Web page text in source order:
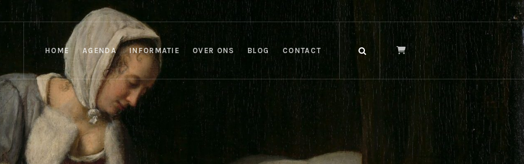
HOME AGENDA INFORMATIE OVER ONS BLOG CONTACT